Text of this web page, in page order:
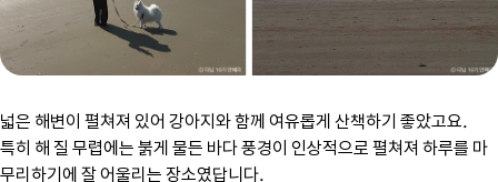
넓은 해변이 펼쳐져 있어 강아지와 함께 여유롭게 산책하기 좋았고요.
특히 해 질 무렵에는 붉게 물든 바다 풍경이 인상적으로 펼쳐져 하루를 마
무리하기에 잘 어울리는 장소였답니다.